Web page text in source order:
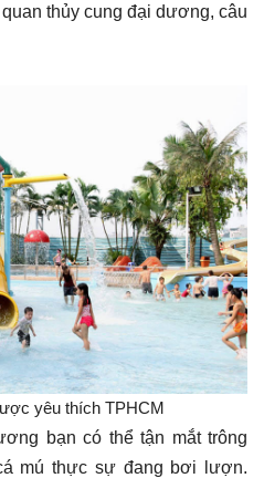
thủy cung đại dương, câu
yêu thích TPHCM
bạn có thể tận mắt trông
mú thực sự đang bơi lượn.